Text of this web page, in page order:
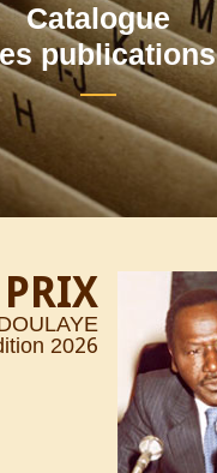
Catalogue
publications
PRIX
2026